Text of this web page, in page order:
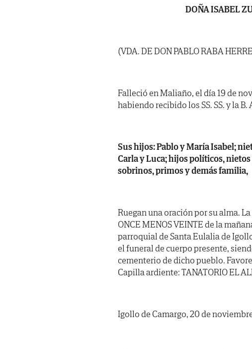
DOÑA ISABEL
(VDA. DE DON PABLO RABA
Falleció en Maliaño, el día 19 de
habiendo recibido los SS. SS. y la B.
Sus hijos: Pablo y María Isabel;
Carla y Luca; hijos políticos,
sobrinos, primos y demás familia,
Ruegan una oración por su alma.
ONCE MENOS VEINTE de la
parroquial de Santa Eulalia de
el funeral de cuerpo presente,
cementerio de dicho pueblo.
Capilla ardiente: TANATORIO EL
Igollo de Camargo, 20 de